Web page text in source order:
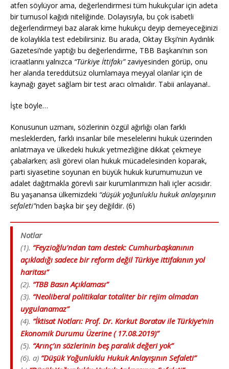
atfen söylüyor ama, değerlendirmesi tüm hukukçular için adeta
bir turnusol kağıdı niteliğinde. Dolayısıyla, bu çok isabetli
değerlendirmeyi baz alarak kime hukukçu deyip demeyeceğinizi
de kolaylıkla test edebilirsiniz. Bu arada, Oktay Ekşi’nin Aydınlık
Gazetesi’nde yaptığı bu değerlendirme, TBB Başkanı’nın son
icraatlarını yalnızca “Türkiye İttifakı”zaviyesinden görüp, onu
her alanda tereddütsüz olumlamaya meyyal olanlar için de
kaynağı gayet sağlam bir test aracı olmalıdır. Tabii anlayana!..
İşte böyle…
Konusunun uzmanı, sözlerinin özgül ağırlığı olan farklı
mesleklerden, farklı insanlar bile meselelerini hukuk üzerinden
anlatmaya ve ülkedeki hukuk yetmezliğine dikkat çekmeye
çabalarken; asli görevi olan hukuk mücadelesinden koparak,
parti siyasetine soyunan en büyük hukuk kurumumuzun ve
adalet dağıtmakla görevli sair kurumlarımızın hali içler acısıdır.
Bu yaşanansa ülkemizdeki “düşük yoğunluklu hukuk anlayışının
sefaleti”nden başka bir şey değildir. (6)
Notlar
(1). “Feyzioğlu’ndan tam destek: Cumhurbaşkanının
açıkladığı sadece bir reform değil Türkiye ittifakının yol
haritası”
(2). “TBB Basın Açıklaması”
(3). “Neoliberal politikalar totaliter bir rejim olmadan
uygulanamaz”
(4). “İktisat Notları: Prof. Dr. Korkut Boratav ile Türkiye’nin
Ekonomik Durumu Üzerine ( 17.08.2019)”
(5). “Arınç’ın sözlerinin beş paralık değeri yok”
(6). a) “Düşük Yoğunluklu Hukuk Anlayışının Sefaleti”